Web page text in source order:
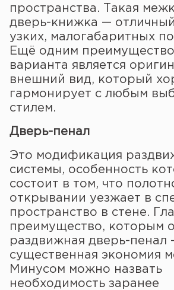
пространства. Такая
дверь-книжка —
узких, малогабаритных
Ещё одним
варианта является
внешний вид, который
гармонирует с любым
стилем.
Дверь-пенал
Это модификация
системы, особенность
состоит в том, что
открывании уезжает в
пространство в стене.
преимущество, которым
раздвижная дверь-пенал
существенная экономия
Минусом можно назвать
необходимость заранее